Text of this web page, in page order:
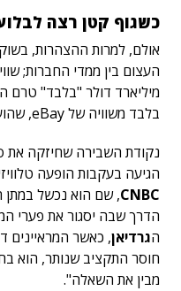
כשגוף קטן רצה
אולם, למרות ההצהרות,
מיליארד דולר "בלבד" טרם
בלבד משוויה של eBay, שהוערך בכ-46 מיליארד דולר.
נקודת השבירה שחיזקה את
הגיעה בעקבות הופעה
CNBC, שם הוא נכשל במתן
הדרך שבה יסגור את פערי
הגרדיאן, כאשר המראיינים
חוסר התקציב שנותר, הוא
מבין את השאלה".